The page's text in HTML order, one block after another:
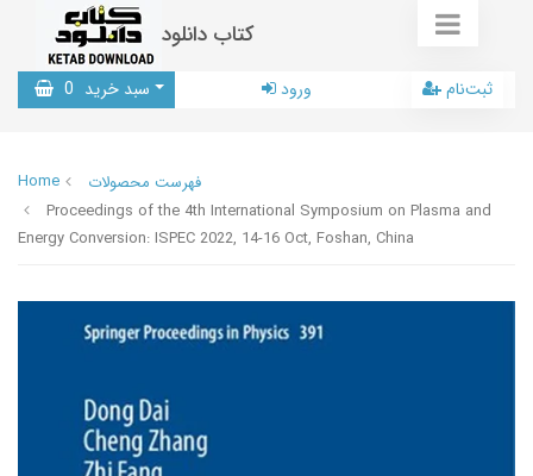
کتاب دانلود
سبد خرید 0 ورود ثبت‌نام
Home
فهرست محصولات
Proceedings of the 4th International Symposium on Plasma and
Energy Conversion: ISPEC 2022, 14-16 Oct, Foshan, China